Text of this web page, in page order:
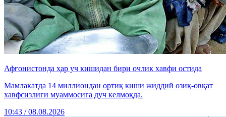
Афғонистонда ҳар уч кишидан бири очлик хавфи остида
Мамлакатда 14 миллиондан ортиқ киши жиддий озиқ-овқат
хавфсизлиги муаммосига дуч келмоқда.
10:43 / 08.08.2026